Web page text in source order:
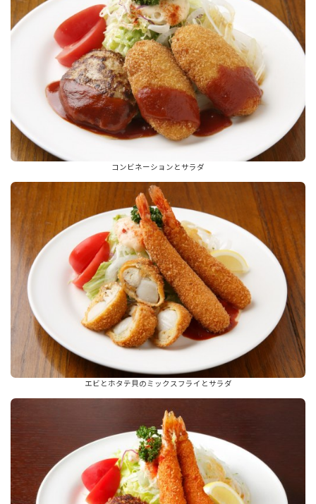
コンビネーションとサラダ
エビとホタテ貝のミックスフライとサラダ